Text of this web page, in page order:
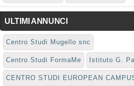
ULTIMI ANNUNCI
Centro Studi Mugello snc
Centro Studi FormaMe Istituto G.
CENTRO STUDI EUROPEAN